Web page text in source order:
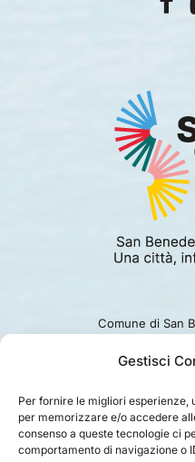
Gestisci
Per fornire le migliori
per memorizzare e/o accedere
consenso a queste tecnologie ci
comportamento di navigazione o
Comune di San
Ufficio
PRIVACY |COOKIE